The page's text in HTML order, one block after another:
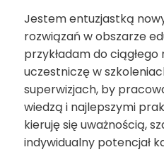
Jestem entuzjastką
rozwiązań w obszarze
przykładam do
uczestniczę w
superwizjach, by
wiedzą i najlepszymi
kieruję się uważnością,
indywidualny potencjał